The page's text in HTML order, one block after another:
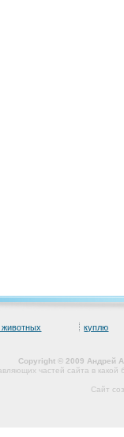
животных куплю
Copyright © 2009 Андрей
частей сайта в
Сайт